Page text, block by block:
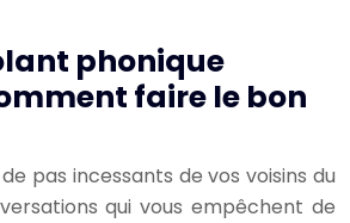
phonique
faire le bon
pas incessants de vos voisins du
qui vous empêchent de